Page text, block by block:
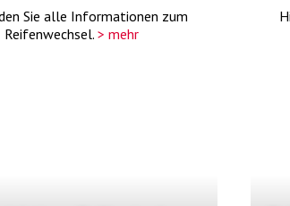
Sie alle Informationen zum
Reifenwechsel. > mehr